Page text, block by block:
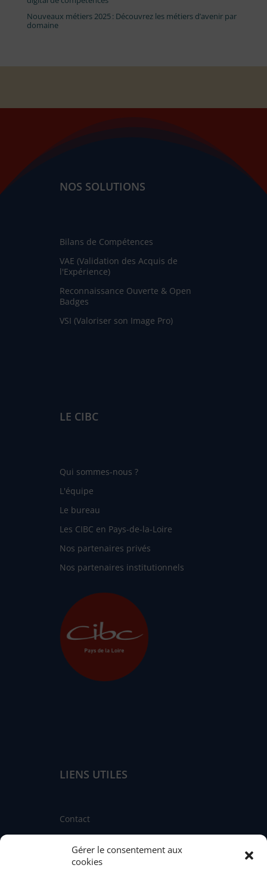
Gérer le consentement aux
cookies
Nouveaux métiers 2025 : Découvrez les métiers d’avenir par
domaine
NOS SOLUTIONS
Bilans de Compétences
VAE (Validation des Acquis de
l'Expérience)
Reconnaissance Ouverte & Open
Badges
VSI (Valoriser son Image Pro)
LE CIBC
Qui sommes-nous ?
L'équipe
Le bureau
Les CIBC en Pays-de-la-Loire
Nos partenaires privés
Nos partenaires institutionnels
LIENS UTILES
Contact
Linkedin
Facebook